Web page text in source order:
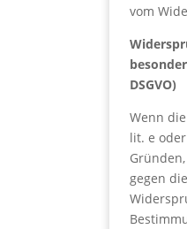
vom
DSGVO)
Wenn
lit. e
gegen